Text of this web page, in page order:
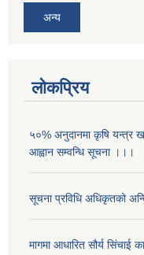
अन्य
लोकप्रिय
५०% अनुदानमा कृषि यन्त्र
आह्वान सम्वन्धि सूचना ।।।
सूचना प्रविधि अधिकृतको
मागमा आधारित सौर्य सिंचाई